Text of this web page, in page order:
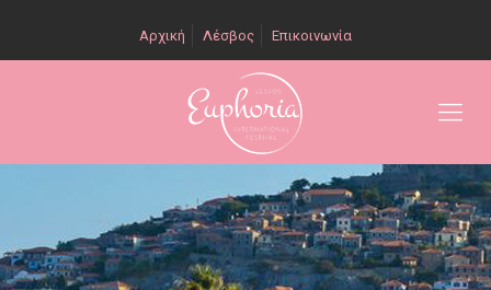
Αρχική Λέσβος Επικοινωνία